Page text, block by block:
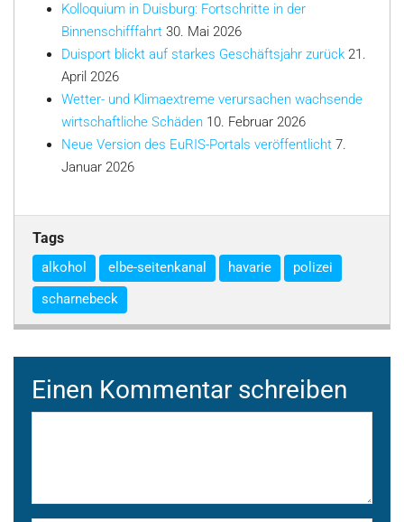
Kolloquium in Duisburg: Fortschritte in der
Binnenschifffahrt 30. Mai 2026
Duisport blickt auf starkes Geschäftsjahr zurück 21.
April 2026
Wetter- und Klimaextreme verursachen wachsende
wirtschaftliche Schäden 10. Februar 2026
Neue Version des EuRIS-Portals veröffentlicht 7.
Januar 2026
Tags
alkohol elbe-seitenkanal havarie
polizei
scharnebeck
Einen Kommentar schreiben